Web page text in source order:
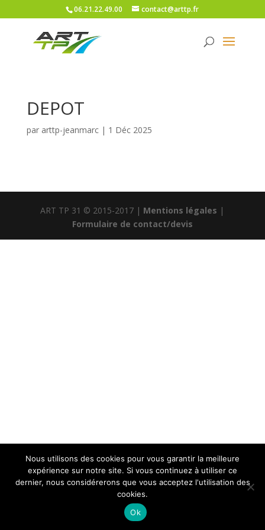
06.21.22.49.00 contact@arttp.fr
DEPOT
par arttp-jeanmarc| 1 Déc 2025
ART TP 31 © 2015-2017 | Mentions légales |
Formulaire de contact/devis
Nous utilisons des cookies pour vous garantir la meilleure
expérience sur notre site. Si vous continuez à utiliser ce
dernier, nous considérerons que vous acceptez l'utilisation des
cookies.
Ok